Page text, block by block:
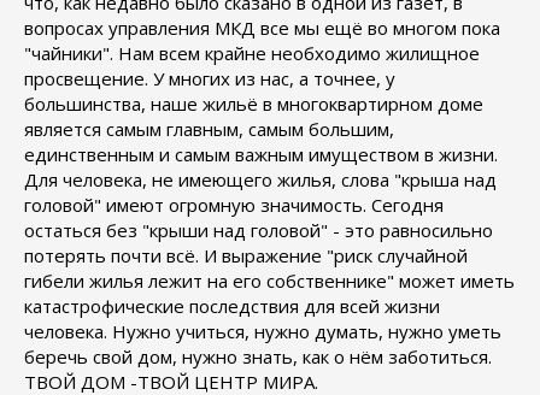
вопросах управления МКД все мы ещё во многом пока
"чайники". Нам всем крайне необходимо жилищное
просвещение. У многих из нас, а точнее, у
большинства, наше жильё в многоквартирном доме
является самым главным, самым большим,
единственным и самым важным имуществом в жизни.
Для человека, не имеющего жилья, слова "крыша над
головой" имеют огромную значимость. Сегодня
остаться без "крыши над головой" - это равносильно
потерять почти всё. И выражение "риск случайной
гибели жилья лежит на его собственнике" может иметь
катастрофические последствия для всей жизни
человека. Нужно учиться, нужно думать, нужно уметь
беречь свой дом, нужно знать, как о нём заботиться.
ТВОЙ ДОМ -ТВОЙ ЦЕНТР МИРА.